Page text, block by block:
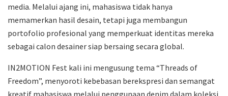
media. Melalui ajang ini, mahasiswa tidak hanya
memamerkan hasil desain, tetapi juga membangun
portofolio profesional yang memperkuat identitas mereka
sebagai calon desainer siap bersaing secara global.
IN2MOTION Fest kali ini mengusung tema “Threads of
Freedom”, menyoroti kebebasan berekspresi dan semangat
kreatif mahasiswa melalui penggunaan denim dalam koleksi